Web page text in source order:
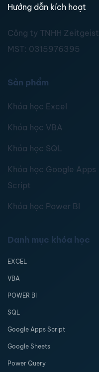
Hướng dẫn kích hoạt
Công ty TNHH Zeitgeist
MST: 0315976395
Sản phẩm
Khóa học Excel
Khóa học VBA
Khóa học SQL
Khóa học Google Apps
Script
Khóa học Power BI
Danh mục khóa học
EXCEL
VBA
POWER BI
SQL
Google Apps Script
Google Sheets
Power Query